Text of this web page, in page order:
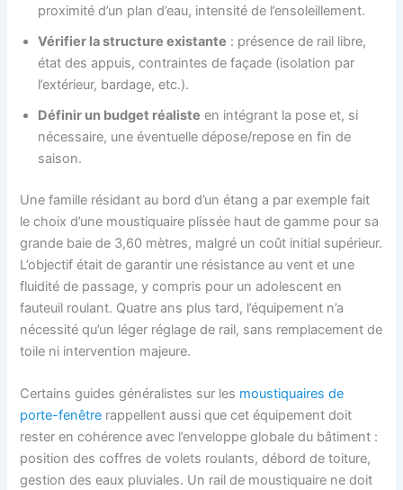
proximité d’un plan d’eau, intensité de l’ensoleillement.
Vérifier la structure existante : présence de rail libre,
état des appuis, contraintes de façade (isolation par
l’extérieur, bardage, etc.).
Définir un budget réaliste en intégrant la pose et, si
nécessaire, une éventuelle dépose/repose en fin de
saison.
Une famille résidant au bord d’un étang a par exemple fait
le choix d’une moustiquaire plissée haut de gamme pour sa
grande baie de 3,60 mètres, malgré un coût initial supérieur.
L’objectif était de garantir une résistance au vent et une
fluidité de passage, y compris pour un adolescent en
fauteuil roulant. Quatre ans plus tard, l’équipement n’a
nécessité qu’un léger réglage de rail, sans remplacement de
toile ni intervention majeure.
Certains guides généralistes sur les moustiquaires de
porte-fenêtre rappellent aussi que cet équipement doit
rester en cohérence avec l’enveloppe globale du bâtiment :
position des coffres de volets roulants, débord de toiture,
gestion des eaux pluviales. Un rail de moustiquaire ne doit